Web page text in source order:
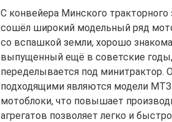
С конвейера Минского
сошёл широкий модельный ряд
со вспашкой земли, хорошо
выпущенный ещё в советские годы,
переделывается под
подходящими являются модели
мотоблоки, что повышает
агрегатов позволяет легко и